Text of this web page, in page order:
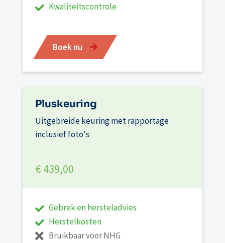
Kwaliteitscontrole
Boek nu
Pluskeuring
Uitgebreide keuring met rapportage
inclusief foto's
€ 439,00
Gebrek en hersteladvies
Herstelkosten
Bruikbaar voor NHG